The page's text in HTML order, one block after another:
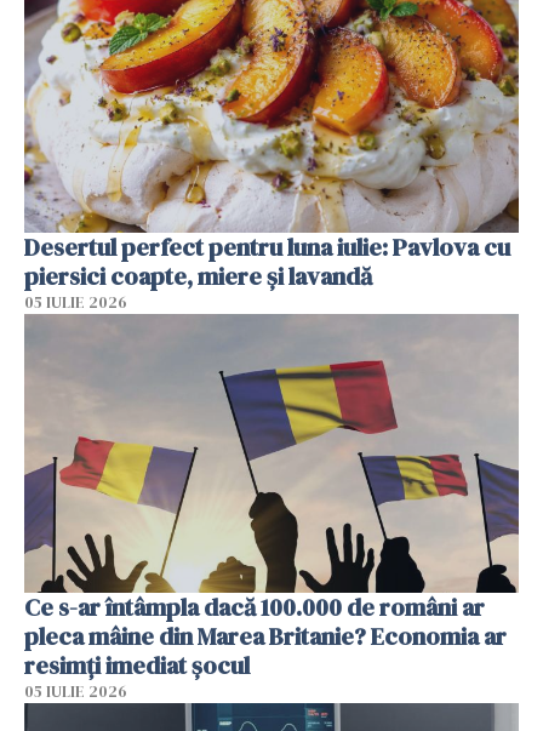
Desertul perfect pentru luna iulie: Pavlova cu
piersici coapte, miere și lavandă
05 IULIE 2026
Ce s-ar întâmpla dacă 100.000 de români ar
pleca mâine din Marea Britanie? Economia ar
resimți imediat șocul
05 IULIE 2026